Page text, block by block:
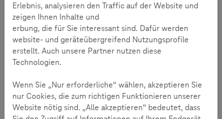
Lesezeit:3Minuten
Die Verbreitung von Hetze, Hass und
Diskriminierung im Internet nimmt zu, insbesondere
Kommentarspalten. In der deutschen Sprache hat
sich für dieses besorgniserregende Phänomen der
Begriff "Hate Speech" etabliert.
Erlebnis, analysieren den Traffic auf der Website und
zeigen Ihnen Inhalte und
erbung, die für Sie interessant sind. Dafür werden
website- und geräteübergreifend Nutzungsprofile
erstellt. Auch unsere Partner nutzen diese
Technologien.
Wenn Sie „Nur erforderliche“ wählen, akzeptieren Sie
nur Cookies, die zum richtigen Funktionieren unserer
Website nötig sind. „Alle akzeptieren“ bedeutet, dass